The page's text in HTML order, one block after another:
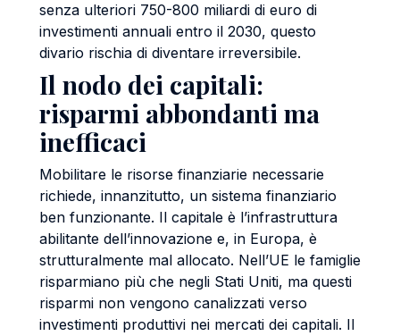
senza ulteriori 750-800 miliardi di euro di
investimenti annuali entro il 2030, questo
divario rischia di diventare irreversibile.
Il nodo dei capitali:
risparmi abbondanti ma
inefficaci
Mobilitare le risorse finanziarie necessarie
richiede, innanzitutto, un sistema finanziario
ben funzionante. Il capitale è l’infrastruttura
abilitante dell’innovazione e, in Europa, è
strutturalmente mal allocato. Nell’UE le famiglie
risparmiano più che negli Stati Uniti, ma questi
risparmi non vengono canalizzati verso
investimenti produttivi nei mercati dei capitali. Il